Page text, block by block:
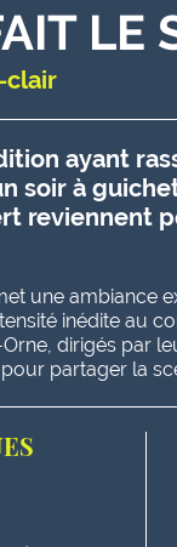
LE
clair
ayant
soir à
reviennent
une ambiance
inédite au
dirigés par
partager la